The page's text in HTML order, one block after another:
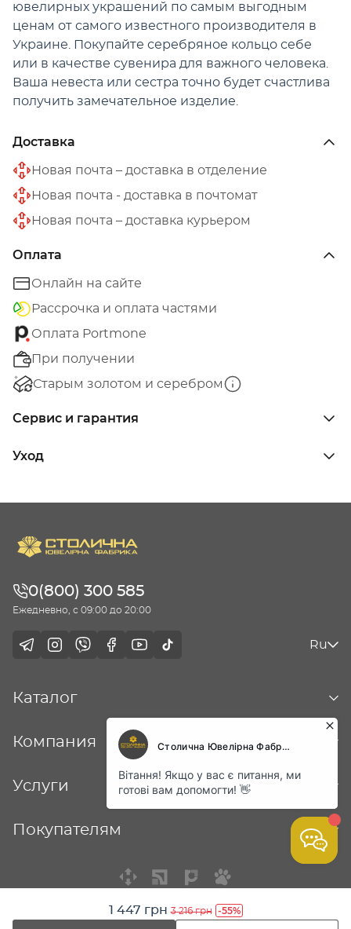
1 447 грн 3 216 грн -55%
ювелирных украшений по самым выгодным
ценам от самого известного производителя в
Украине. Покупайте серебряное кольцо себе
или в качестве сувенира для важного человека.
Ваша невеста или сестра точно будет счастлива
получить замечательное изделие.
Доставка
Новая почта – доставка в отделение
Новая почта - доставка в почтомат
Новая почта – доставка курьером
Оплата
Онлайн на сайте
Рассрочка и оплата частями
Оплата Portmone
При получении
Старым золотом и серебром
Сервис и гарантия
Уход
0(800) 300 585
Ежедневно, с 09:00 до 20:00
Ru
Каталог
Компания
Услуги
Покупателям